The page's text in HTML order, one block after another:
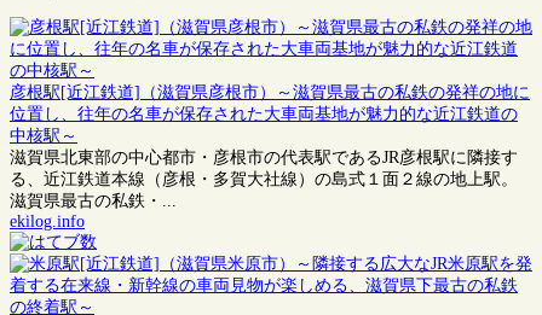
彦根駅[近江鉄道]（滋賀県彦根市）～滋賀県最古の私鉄の発祥の地に
位置し、往年の名車が保存された大車両基地が魅力的な近江鉄道の
中核駅～
滋賀県北東部の中心都市・彦根市の代表駅であるJR彦根駅に隣接す
る、近江鉄道本線（彦根・多賀大社線）の島式１面２線の地上駅。
滋賀県最古の私鉄・...
ekilog.info